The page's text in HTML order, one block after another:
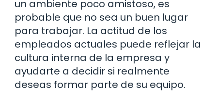
un ambiente poco amistoso, es
probable que no sea un buen lugar
para trabajar. La actitud de los
empleados actuales puede reflejar la
cultura interna de la empresa y
ayudarte a decidir si realmente
deseas formar parte de su equipo.